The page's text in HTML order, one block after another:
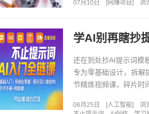
07月10日 [网赚项目 ] 浏
还在到处抄AI提示词模
专为零基础设计，拆解
节精炼视频课，碎片时
06月25日 [人工智能] 浏